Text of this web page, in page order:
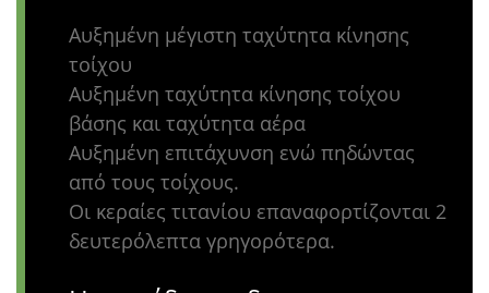
Αυξημένη μέγιστη ταχύτητα κίνησης
τοίχου
Αυξημένη ταχύτητα κίνησης τοίχου
βάσης και ταχύτητα αέρα
Αυξημένη επιτάχυνση ενώ πηδώντας
από τους τοίχους.
Οι κεραίες τιτανίου επαναφορτίζονται 2
δευτερόλεπτα γρηγορότερα.